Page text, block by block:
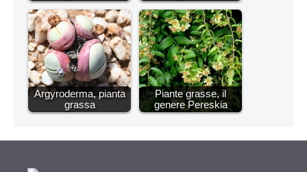
Argyroderma, pianta
grassa
Piante grasse, il
genere Pereskia